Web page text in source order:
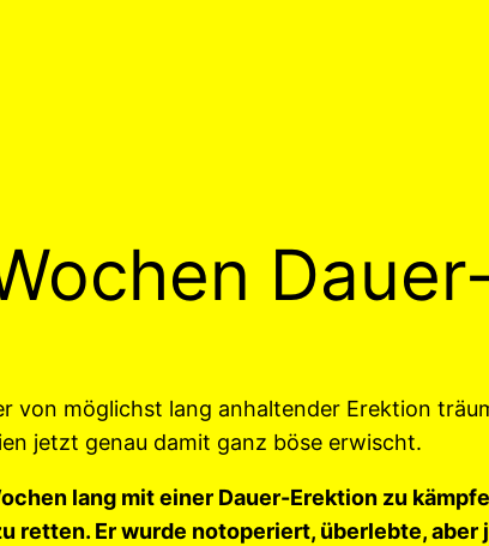
von möglichst lang anhaltender Erektion
jetzt genau damit ganz böse erwischt.
lang mit einer Dauer-Erektion zu
retten. Er wurde notoperiert, überlebte,